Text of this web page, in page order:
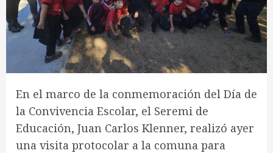
En el marco de la conmemoración del Día de
la Convivencia Escolar, el Seremi de
Educación, Juan Carlos Klenner, realizó ayer
una visita protocolar a la comuna para